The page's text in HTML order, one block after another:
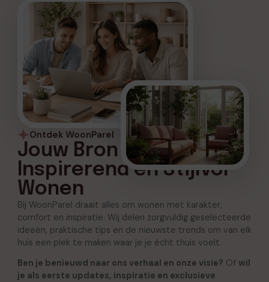
Ontdek WoonParel
Jouw Bron voor
Inspirerend en Stijlvol
Wonen
Bij WoonParel draait alles om wonen met karakter,
comfort en inspiratie. Wij delen zorgvuldig geselecteerde
ideeën, praktische tips en de nieuwste trends om van elk
huis een plek te maken waar je je écht thuis voelt.
Ben je benieuwd naar ons verhaal en onze visie? Of wil
je als eerste updates, inspiratie en exclusieve